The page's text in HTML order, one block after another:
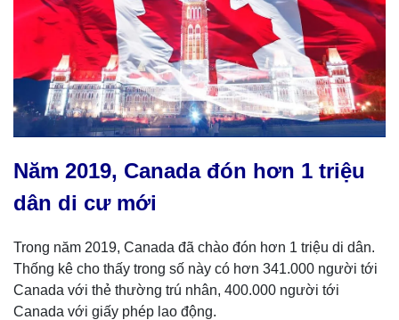
Năm 2019, Canada đón hơn 1 triệu
dân di cư mới
Trong năm 2019, Canada đã chào đón hơn 1 triệu di dân.
Thống kê cho thấy trong số này có hơn 341.000 người tới
Canada với thẻ thường trú nhân, 400.000 người tới
Canada với giấy phép lao động.